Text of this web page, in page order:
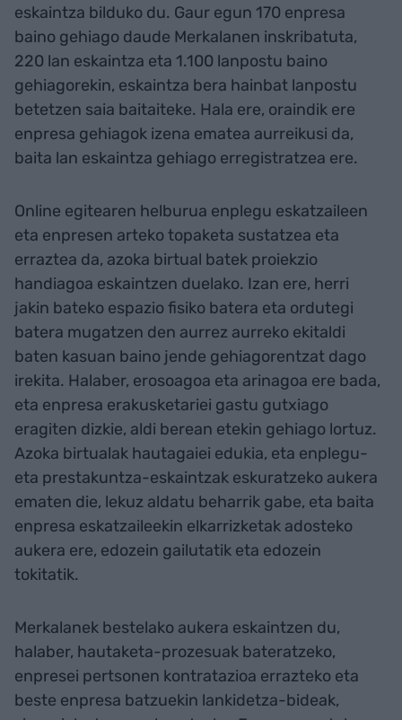
eskaintza bilduko du. Gaur egun 170 enpresa
baino gehiago daude Merkalanen inskribatuta,
220 lan eskaintza eta 1.100 lanpostu baino
gehiagorekin, eskaintza bera hainbat lanpostu
betetzen saia baitaiteke. Hala ere, oraindik ere
enpresa gehiagok izena ematea aurreikusi da,
baita lan eskaintza gehiago erregistratzea ere.
Online egitearen helburua enplegu eskatzaileen
eta enpresen arteko topaketa sustatzea eta
erraztea da, azoka birtual batek proiekzio
handiagoa eskaintzen duelako. Izan ere, herri
jakin bateko espazio fisiko batera eta ordutegi
batera mugatzen den aurrez aurreko ekitaldi
baten kasuan baino jende gehiagorentzat dago
irekita. Halaber, erosoagoa eta arinagoa ere bada,
eta enpresa erakusketariei gastu gutxiago
eragiten dizkie, aldi berean etekin gehiago lortuz.
Azoka birtualak hautagaiei edukia, eta enplegu-
eta prestakuntza-eskaintzak eskuratzeko aukera
ematen die, lekuz aldatu beharrik gabe, eta baita
enpresa eskatzaileekin elkarrizketak adosteko
aukera ere, edozein gailutatik eta edozein
tokitatik.
Merkalanek bestelako aukera eskaintzen du,
halaber, hautaketa-prozesuak bateratzeko,
enpresei pertsonen kontratazioa errazteko eta
beste enpresa batzuekin lankidetza-bideak,